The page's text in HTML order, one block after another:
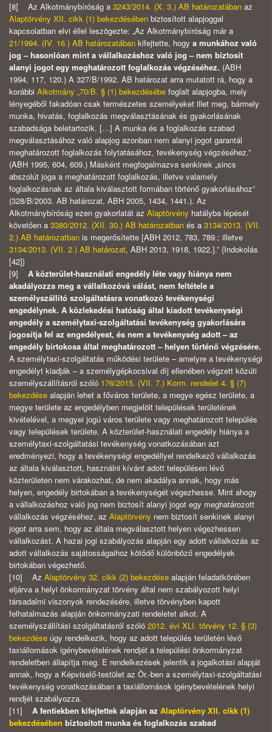
[8] Az Alkotmánybíróság a 3243/2014. (X. 3.) AB határozatában az
Alaptörvény XII. cikk (1) bekezdésében biztosított alapjoggal
kapcsolatban elvi éllel leszögezte: „Az Alkotmánybíróság már a
21/1994. (IV. 16.) AB határozatában kifejtette, hogy a munkához való
jog – hasonlóan mint a vállalkozáshoz való jog – nem biztosít
alanyi jogot egy meghatározott foglalkozás végzéséhez. (ABH
1994, 117, 120.) A 327/B/1992. AB határozat arra mutatott rá, hogy a
korábbi Alkotmány „70/B. § (1) bekezdésébe foglalt alapjogba, mely
lényegéből fakadóan csak természetes személyeket illet meg, bármely
munka, hivatás, foglalkozás megválasztásának és gyakorlásának
szabadsága beletartozik. […] A munka és a foglalkozás szabad
megválasztásához való alapjog azonban nem alanyi jogot garantál
meghatározott foglalkozás folytatásához, tevékenység végzéséhez.”
(ABH 1995, 604, 609.) Másként megfogalmazva senkinek „sincs
abszolút joga a meghatározott foglalkozás, illetve valamely
foglalkozásnak az általa kiválasztott formában történő gyakorlásához”
(328/B/2003. AB határozat, ABH 2005, 1434, 1441.). Az
Alkotmánybíróság ezen gyakorlatát az Alaptörvény hatályba lépését
követően a 3380/2012. (XII. 30.) AB határozatban és a 3134/2013. (VII.
2.) AB határozatban is megerősítette [ABH 2012, 783, 789.; illetve
3134/2013. (VII. 2.) AB határozat, ABH 2013, 1918, 1922.].” {Indokolás
[42]}
[9]
A közterület-használati engedély léte vagy hiánya nem
akadályozza meg a vállalkozóvá válást, nem feltétele a
személyszállító szolgáltatásra vonatkozó tevékenységi
engedélynek. A közlekedési hatóság által kiadott tevékenységi
engedély a személytaxi-szolgáltatási tevékenység gyakorlására
jogosítja fel az engedélyest, és nem a tevékenység adott – az
engedély birtokosa által meghatározott – helyen történő végzésére.
A személytaxi-szolgáltatás működési területe – amelyre a tevékenységi
engedélyt kiadják – a személygépkocsival díj ellenében végzett közúti
személyszállításról szóló 176/2015. (VII. 7.) Korm. rendelet 4. § (7)
bekezdése alapján lehet a főváros területe, a megye egész területe, a
megye területe az engedélyben megjelölt települések területének
kivételével, a megyei jogú város területe vagy meghatározott település
vagy települések területe. A közterület-használati engedély hiánya a
személytaxi-szolgáltatási tevékenység vonatkozásában azt
eredményezi, hogy a tevékenységi engedéllyel rendelkező vállalkozás
az általa kiválasztott, használni kívánt adott településen lévő
közterületen nem várakozhat, de nem akadálya annak, hogy más
helyen, engedély birtokában a tevékenységét végezhesse. Mint ahogy
a vállalkozáshoz való jog nem biztosít alanyi jogot egy meghatározott
vállalkozás végzéséhez, az Alaptörvény nem biztosít senkinek alanyi
jogot arra sem, hogy az általa megválasztott helyen végezhessen
vállalkozást. A hazai jogi szabályozás alapján egy adott vállalkozás az
adott vállalkozás sajátosságaihoz kötődő különböző engedélyek
birtokában végezhető.
[10] Az Alaptörvény 32. cikk (2) bekezdése alapján feladatkörében
eljárva a helyi önkormányzat törvény által nem szabályozott helyi
társadalmi viszonyok rendezésére, illetve törvényben kapott
felhatalmazás alapján önkormányzati rendeletet alkot. A
személyszállítási szolgáltatásról szóló 2012. évi XLI. törvény 12. § (3)
bekezdése úgy rendelkezik, hogy az adott település területén lévő
taxiállomások igénybevételének rendjét a települési önkormányzat
rendeletben állapítja meg. E rendelkezések jelentik a jogalkotási alapját
annak, hogy a Képviselő-testület az Ör.-ben a személytaxi-szolgáltatási
tevékenység vonatkozásában a taxiállomások igénybevételének helyi
rendjét szabályozza.
[11]
A fentiekben kifejtettek alapján az Alaptörvény XII. cikk (1)
bekezdésében biztosított munka és foglalkozás szabad